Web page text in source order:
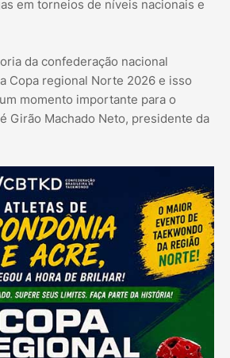
em torneios de níveis nacionais e
da confederação nacional
Copa regional Norte 2026 e isso
momento importante para o
Girão Machado Neto, presidente da